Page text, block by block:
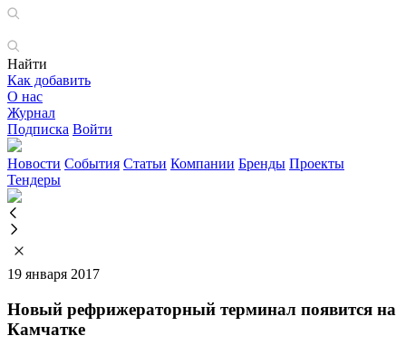
Найти
Как добавить
О нас
Журнал
Подписка Войти
Новости События Статьи Компании Бренды Проекты
Тендеры
19 января 2017
Новый рефрижераторный терминал появится на
Камчатке